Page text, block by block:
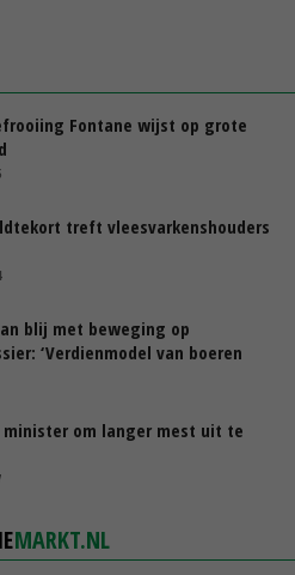
Fontane wijst op grote
treft vleesvarkenshouders
blij met beweging op
‘Verdienmodel van boeren
minister om langer mest uit te
MARKT.NL